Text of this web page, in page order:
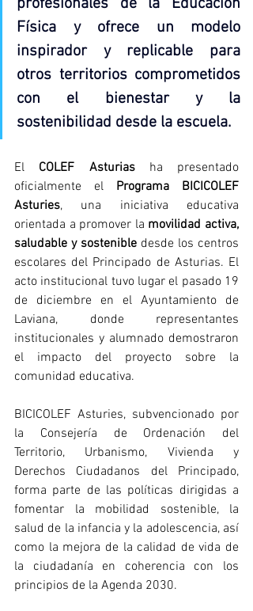
Física y ofrece un modelo
inspirador y replicable para
otros territorios comprometidos
con el bienestar y la
sostenibilidad desde la escuela.
El COLEF Asturias ha presentado
oficialmente el Programa BICICOLEF
Asturies, una iniciativa educativa
orientada a promover la movilidad activa,
saludable y sostenible desde los centros
escolares del Principado de Asturias. El
acto institucional tuvo lugar el pasado 19
de diciembre en el Ayuntamiento de
Laviana, donde representantes
institucionales y alumnado demostraron
el impacto del proyecto sobre la
comunidad educativa.
BICICOLEF Asturies, subvencionado por
la Consejería de Ordenación del
Territorio, Urbanismo, Vivienda y
Derechos Ciudadanos del Principado,
forma parte de las políticas dirigidas a
fomentar la mobilidad sostenible, la
salud de la infancia y la adolescencia, así
como la mejora de la calidad de vida de
la ciudadanía en coherencia con los
principios de la Agenda 2030.